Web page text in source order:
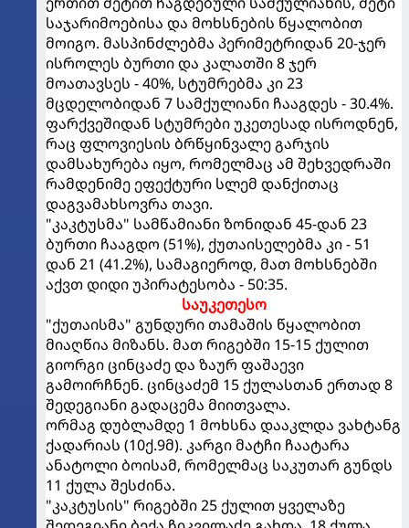
საჯარიმოებისა და მოხსნების წყალობით
მოიგო. მასპინძლებმა პერიმეტრიდან 20-ჯერ
ისროლეს ბურთი და კალათში 8 ჯერ
მოათავსეს - 40%, სტუმრებმა კი 23
მცდელობიდან 7 სამქულიანი ჩააგდეს - 30.4%.
ფარქვეშიდან სტუმრები უკეთესად ისროდნენ,
რაც ფლოვიესის ბრწყინვალე გარჯის
დამსახურება იყო, რომელმაც ამ შეხვედრაში
რამდენიმე ეფექტური სლემ დანქითაც
დაგვამახსოვრა თავი.
"კაკტუსმა" სამწამიანი ზონიდან 45-დან 23
ბურთი ჩააგდო (51%), ქუთაისელებმა კი - 51
დან 21 (41.2%), სამაგიეროდ, მათ მოხსნებში
აქვთ დიდი უპირატესობა - 50:35.
საუკეთესო
"ქუთაისმა" გუნდური თამაშის წყალობით
მიაღწია მიზანს. მათ რიგებში 15-15 ქულით
გიორგი ცინცაძე და ზაურ ფაშაევი
გამოირჩნენ. ცინცაძემ 15 ქულასთან ერთად 8
შედეგიანი გადაცემა მიითვალა.
ორმაგ დუბლამდე 1 მოხსნა დააკლდა ვახტანგ
ქადარიას (10ქ.9მ). კარგი მატჩი ჩაატარა
ანატოლი ბოისამ, რომელმაც საკუთარ გუნდს
11 ქულა შესძინა.
"კაკტუსის" რიგებში 25 ქულით ყველაზე